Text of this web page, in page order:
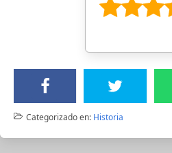
Categorizado en: Historia